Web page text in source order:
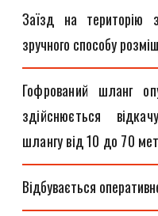
Заїзд на територію
зручного способу
Гофрований шланг
здійснюється
шлангу від 10 до 70
Відбувається